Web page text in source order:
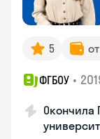
5
ФГБОУ •
Окончила